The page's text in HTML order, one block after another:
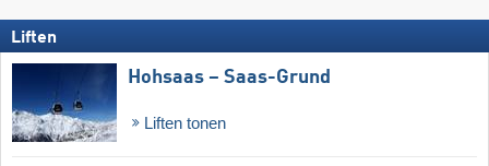
Liften
Hohsaas – Saas-Grund
Liften tonen